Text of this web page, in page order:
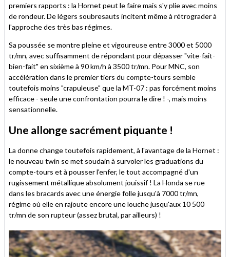
premiers rapports : la Hornet peut le faire mais s'y plie avec moins
de rondeur. De légers soubresauts incitent même à rétrograder à
l'approche des très bas régimes.
Sa poussée se montre pleine et vigoureuse entre 3000 et 5000
tr/mn, avec suffisamment de répondant pour dépasser "vite-fait-
bien-fait" en sixième à 90 km/h à 3500 tr/mn. Pour MNC, son
accélération dans le premier tiers du compte-tours semble
toutefois moins "crapuleuse" que la MT-07 : pas forcément moins
efficace - seule une confrontation pourra le dire ! -, mais moins
sensationnelle.
Une allonge sacrément piquante !
La donne change toutefois rapidement, à l'avantage de la Hornet :
le nouveau twin se met soudain à survoler les graduations du
compte-tours et à pousser l'enfer, le tout accompagné d'un
rugissement métallique absolument jouissif ! La Honda se rue
dans les bracards avec une énergie folle jusqu'à 7000 tr/mn,
régime où elle en rajoute encore une louche jusqu'aux 10 500
tr/mn de son rupteur (assez brutal, par ailleurs) !